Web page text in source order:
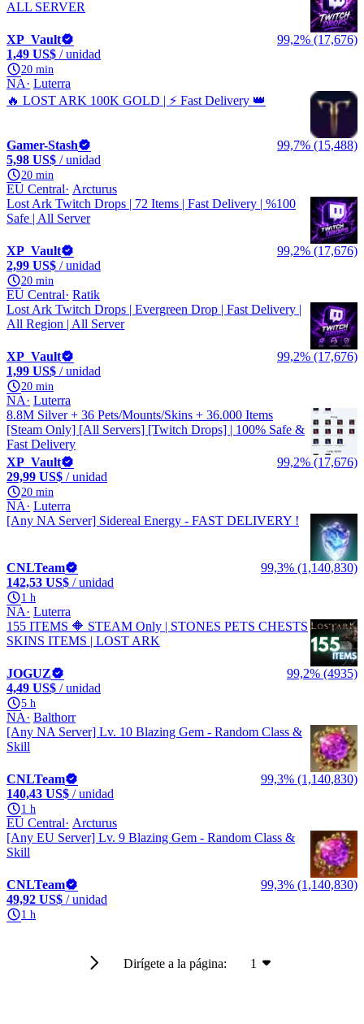
ALL SERVER
XP_Vault
99,2% (17,676)
1,49 US$ / unidad
20 min
NA
Luterra
🔥 LOST ARK 100K GOLD | ⚡ Fast Delivery 👑
Gamer-Stash
99,7% (15,488)
5,98 US$ / unidad
20 min
EU Central
Arcturus
Lost Ark Twitch Drops | 72 Items | Fast Delivery | %100
Safe | All Server
XP_Vault
99,2% (17,676)
2,99 US$ / unidad
20 min
EU Central Ratik
Lost Ark Twitch Drops | Evergreen Drop | Fast Delivery |
All Region | All Server
XP_Vault
99,2% (17,676)
1,99 US$ / unidad
20 min
NA
Luterra
8.8M Silver + 36 Pets/Mounts/Skins + 36.000 Items
[Steam Only] [All Servers] [Twitch Drops] | 100% Safe &
Fast Delivery
XP_Vault
99,2% (17,676)
29,99 US$ / unidad
20 min
NA
Luterra
[Any NA Server] Sidereal Energy - FAST DELIVERY !
CNLTeam
99,3% (1,140,830)
142,53 US$ / unidad
1 h
NA
Luterra
155 ITEMS 🔶 STEAM Only | STONES PETS CHESTS
SKINS ITEMS | LOST ARK
JOGUZ
99,2% (4935)
4,49 US$ / unidad
5 h
NA
Balthorr
[Any NA Server] Lv. 10 Blazing Gem - Random Class &
Skill
CNLTeam
99,3% (1,140,830)
140,43 US$ / unidad
1 h
EU Central
Arcturus
[Any EU Server] Lv. 9 Blazing Gem - Random Class &
Skill
CNLTeam
99,3% (1,140,830)
49,92 US$ / unidad
1 h
Dirígete a la página: 1